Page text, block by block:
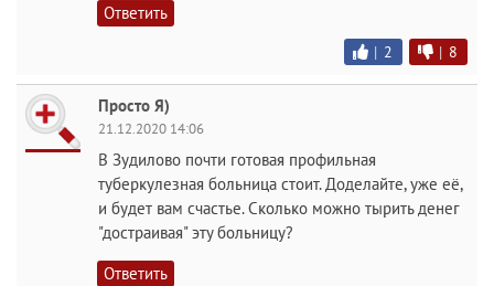
Ответить
| 2 | 8
Просто Я)
21.12.2020 14:06
В Зудилово почти готовая профильная
туберкулезная больница стоит. Доделайте, уже её,
и будет вам счастье. Сколько можно тырить денег
"достраивая" эту больницу?
Ответить